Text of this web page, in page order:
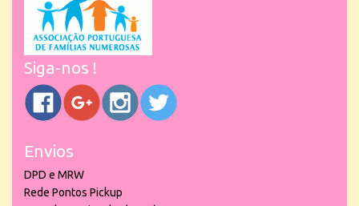
Siga-nos !
Envios
DPD e MRW
Rede Pontos Pickup